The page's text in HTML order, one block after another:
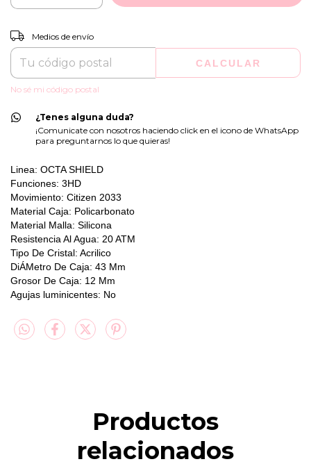
Entregas para el CP:
Medios de envío
CALCULAR
No sé mi código postal
¿Tenes alguna duda?
¡Comunicate con nosotros haciendo click en el icono de WhatsApp
para preguntarnos lo que quieras!
Linea: OCTA SHIELD
Funciones: 3HD
Movimiento: Citizen 2033
Material Caja: Policarbonato
Material Malla: Silicona
Resistencia Al Agua: 20 ATM
Tipo De Cristal: Acrilico
DiÁMetro De Caja: 43 Mm
Grosor De Caja: 12 Mm
Agujas luminicentes: No
Productos
relacionados